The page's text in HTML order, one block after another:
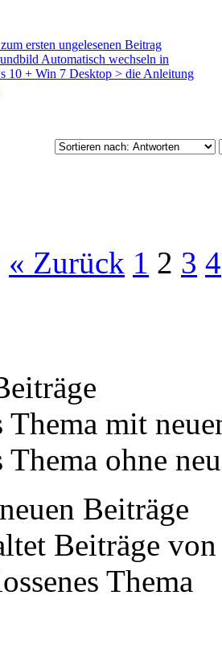
Automatisch wechseln in
10 + Win 7 Desktop > die Anleitung
« Zurück 1 2 3 4
Thema mit
Thema ohne
Beiträge
Beiträge
Thema